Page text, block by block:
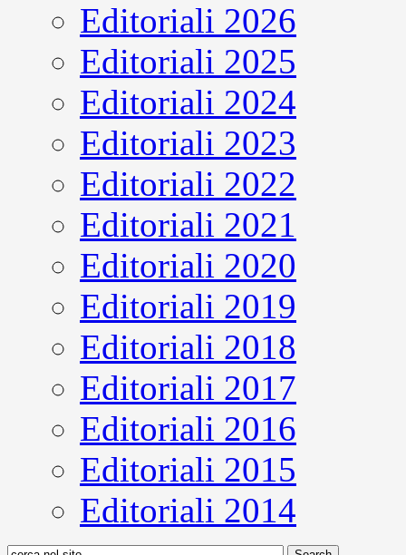
Editoriali 2026
Editoriali 2025
Editoriali 2024
Editoriali 2023
Editoriali 2022
Editoriali 2021
Editoriali 2020
Editoriali 2019
Editoriali 2018
Editoriali 2017
Editoriali 2016
Editoriali 2015
Editoriali 2014